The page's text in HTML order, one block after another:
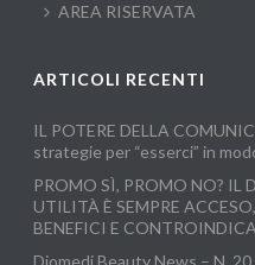
AREA RISERVATA
ARTICOLI RECENTI
IL POTERE DELLA
strategie per “esserci” in
PROMO SÌ, PROMO NO? IL
UTILITÀ È SEMPRE
BENEFICI E
Diomedi Beauty News – N.